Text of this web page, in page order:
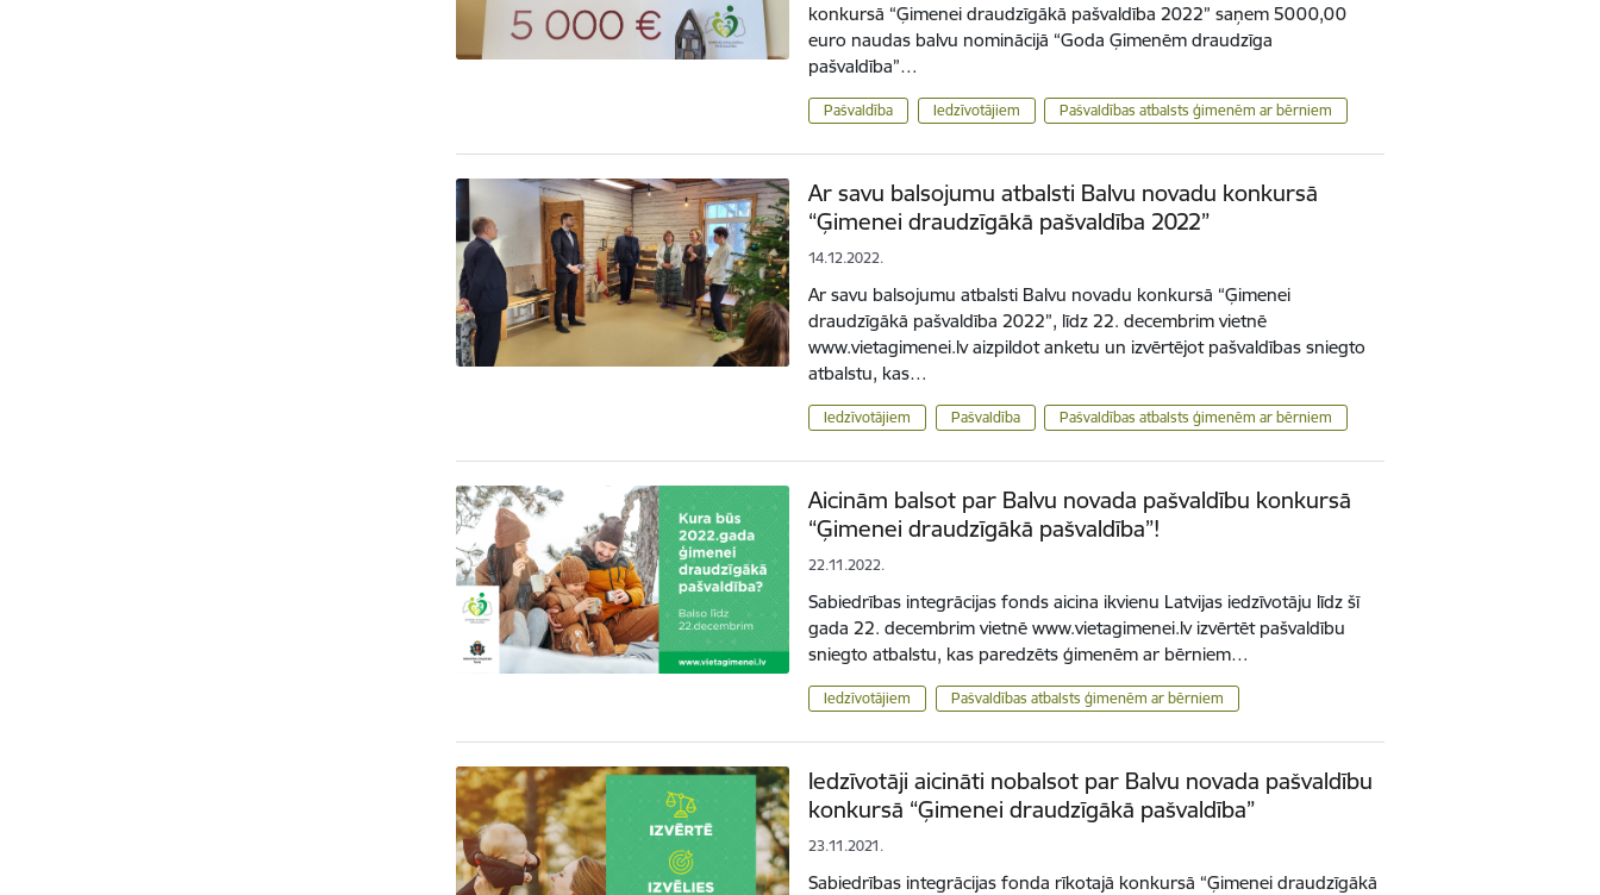
konkursā “Ģimenei draudzīgākā pašvaldība 2022” saņem 5000,00
euro naudas balvu nominācijā “Goda Ģimenēm draudzīga
pašvaldība”…
Pašvaldība Iedzīvotājiem Pašvaldības atbalsts ģimenēm ar bērniem
Ar savu balsojumu atbalsti Balvu novadu konkursā
“Ģimenei draudzīgākā pašvaldība 2022”
14.12.2022.
Ar savu balsojumu atbalsti Balvu novadu konkursā “Ģimenei
draudzīgākā pašvaldība 2022”, līdz 22. decembrim vietnē
www.vietagimenei.lv aizpildot anketu un izvērtējot pašvaldības sniegto
atbalstu, kas…
Iedzīvotājiem Pašvaldība Pašvaldības atbalsts ģimenēm ar bērniem
Aicinām balsot par Balvu novada pašvaldību konkursā
“Ģimenei draudzīgākā pašvaldība”!
22.11.2022.
Sabiedrības integrācijas fonds aicina ikvienu Latvijas iedzīvotāju līdz šī
gada 22. decembrim vietnē www.vietagimenei.lv izvērtēt pašvaldību
sniegto atbalstu, kas paredzēts ģimenēm ar bērniem…
Iedzīvotājiem Pašvaldības atbalsts ģimenēm ar bērniem
Iedzīvotāji aicināti nobalsot par Balvu novada pašvaldību
konkursā “Ģimenei draudzīgākā pašvaldība”
23.11.2021.
Sabiedrības integrācijas fonda rīkotajā konkursā “Ģimenei draudzīgākā